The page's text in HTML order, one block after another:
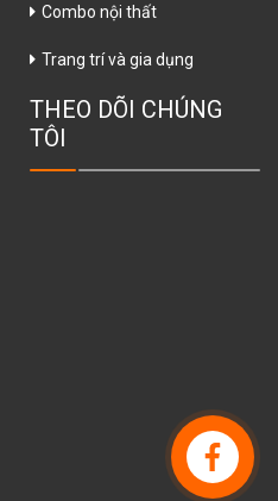
Combo nội thất
Trang trí và gia dụng
THEO DÕI CHÚNG
TÔI